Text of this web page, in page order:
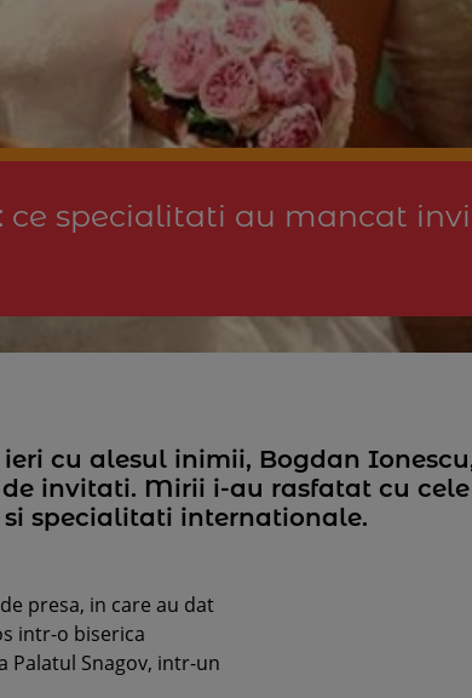
specialitati au mancat
cu alesul inimii, Bogdan
invitati. Mirii i-au rasfatat cu
specialitati internationale.
presa, in care au dat
intr-o biserica
Palatul Snagov, intr-un